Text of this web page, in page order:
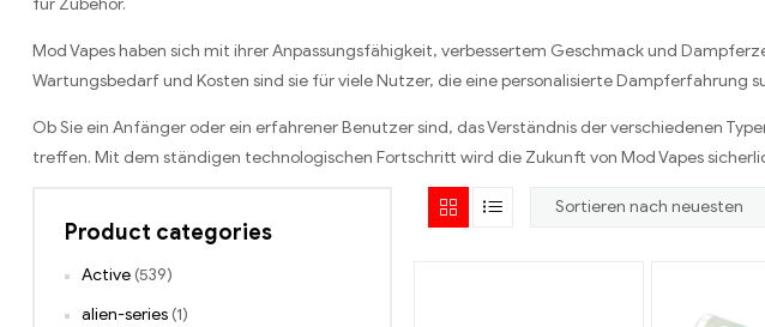
für Zubehör.
Mod Vapes haben sich mit ihrer Anpassungsfähigkeit, verbessertem Geschmack und
Wartungsbedarf und Kosten sind sie für viele Nutzer, die eine personalisierte Dampferfahrung
Ob Sie ein Anfänger oder ein erfahrener Benutzer sind, das Verständnis der verschiedenen
treffen. Mit dem ständigen technologischen Fortschritt wird die Zukunft von Mod Vapes
Product categories
Active (539)
alien-series (1)